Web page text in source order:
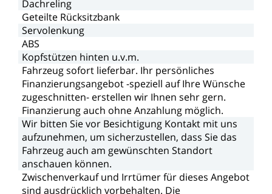
Dachreling
Geteilte Rücksitzbank
Servolenkung
ABS
Kopfstützen hinten u.v.m.
Fahrzeugsofort lieferbar. Ihr persönliches
Finanzierungsangebot-speziell auf IhreWünsche
zugeschnitten- erstellen wir Ihnen sehr gern.
Finanzierungauch ohneAnzahlung möglich.
Wir bitten Sievor Besichtigung Kontakt mit uns
aufzunehmen, um sicherzustellen, dass Sie das
Fahrzeugauch am gewünschten Standort
anschauen können.
Zwischenverkauf und Irrtümerfür dieses Angebot
sind ausdrücklich vorbehalten. Die